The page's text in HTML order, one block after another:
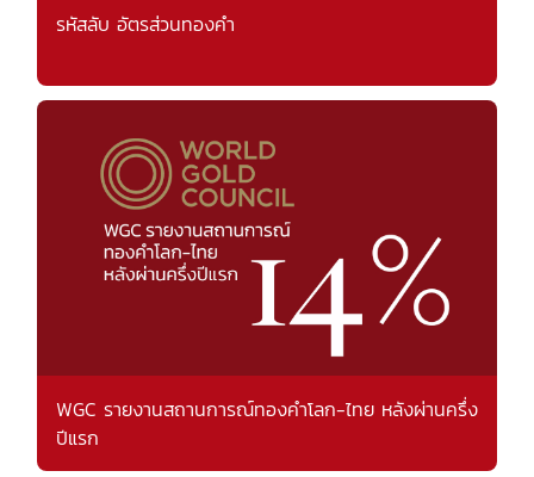
รหัสลับ อัตรส่วนทองคำ
WGC รายงานสถานการณ์ทองคำโลก-ไทย หลังผ่านครึ่ง
ปีแรก